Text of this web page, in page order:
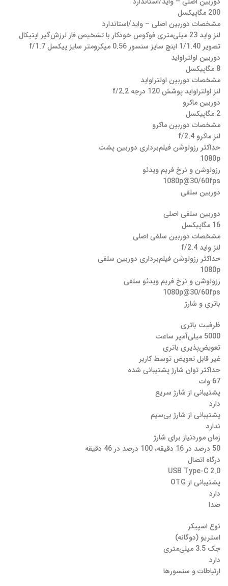
200 مگاپیکسل
مشخصات دوربین اصلی – واید/استاندارد
لنز واید 23 میلی‌متری فوکوس خودکار با تشخیص فاز لرزش‌گیر اپتیکال
تصویر 1/1.40 اینچ سایز سنسور 0.56 میکرومتر سایز پیکسل f/1.7
دوربین اولتراواید
8 مگاپیکسل
مشخصات دوربین اولتراواید
لنز اولتراواید پوشش 120 درجه f/2.2
دوربین ماکرو
2 مگاپیکسل
مشخصات دوربین ماکرو
لنز ماکرو f/2.4
حداکثر رزولوشن فیلم‌برداری دوربین‌ پشت
1080p
رزولوشن و نرخ فریم ویدئو
1080p@30/60fps
دوربین سلفی
دوربین سلفی اصلی
16 مگاپیکسل
مشخصات دوربین سلفی اصلی
لنز واید f/2.4
حداکثر رزولوشن فیلم‌برداری دوربین‌ سلفی
1080p
رزولوشن و نرخ فریم ویدئو سلفی
1080p@30/60fps
باتری و شارژ
ظرفیت باتری
5000 میلی‌آمپر ساعت
تعویض‌پذیری باتری
غیر قابل تعویض توسط کاربر
حداکثر توان شارژ پشتیبانی شده
67 وات
پشتیبانی از شارژ سریع
دارد
پشتیبانی از شارژ بی‌سیم
ندارد
زمان موردنیاز برای شارژ
50 درصد در 16 دقیقه، 100 درصد در 46 دقیقه
درگاه اتصال
USB Type-C 2.0
پشتیبانی از OTG
دارد
صدا
نوع اسپیکر
استریو (دوگانه)
جک 3.5 میلی‌متری
دارد
ارتباطات و سنسورها